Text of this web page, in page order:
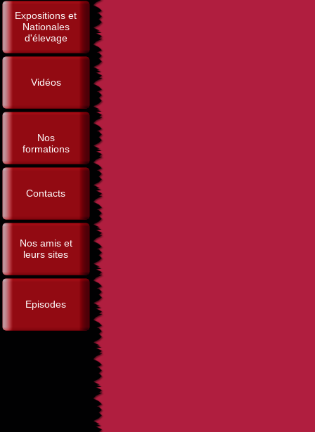
Expositions et
Nationales
d'élevage
Vidéos
Nos
formations
Contacts
Nos amis et
leurs sites
Episodes